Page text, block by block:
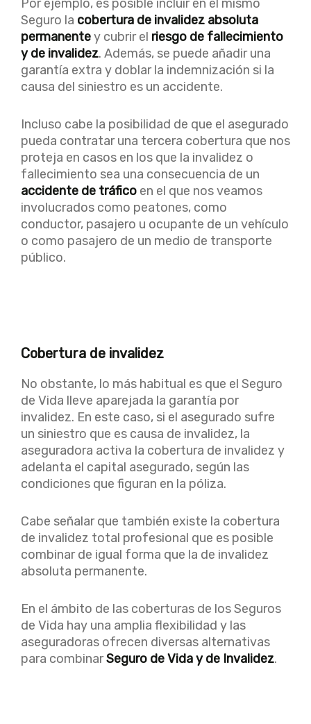
Por ejemplo, es posible incluir en el mismo
Seguro la cobertura de invalidez absoluta
permanentey cubrir el riesgo de fallecimiento
y de invalidez. Además, se puede añadir una
garantía extra y doblar la indemnización si la
causa del siniestro es un accidente.
Incluso cabe la posibilidad de que el asegurado
pueda contratar una tercera cobertura que nos
proteja en casos en los que la invalidez o
fallecimiento sea una consecuencia de un
accidente de tráfico en el que nos veamos
involucrados como peatones, como
conductor, pasajero u ocupante de un vehículo
o como pasajero de un medio de transporte
público.
Cobertura de invalidez
No obstante, lo más habitual es que el Seguro
de Vida lleve aparejada la garantía por
invalidez. En este caso, si el asegurado sufre
un siniestro que es causa de invalidez, la
aseguradora activa la cobertura de invalidez y
adelanta el capital asegurado, según las
condiciones que figuran en la póliza.
Cabe señalar que también existe la cobertura
de invalidez total profesional que es posible
combinar de igual forma que la de invalidez
absoluta permanente.
En el ámbito de las coberturas de los Seguros
de Vida hay una amplia flexibilidad y las
aseguradoras ofrecen diversas alternativas
para combinarSeguro de Vida y de Invalidez.